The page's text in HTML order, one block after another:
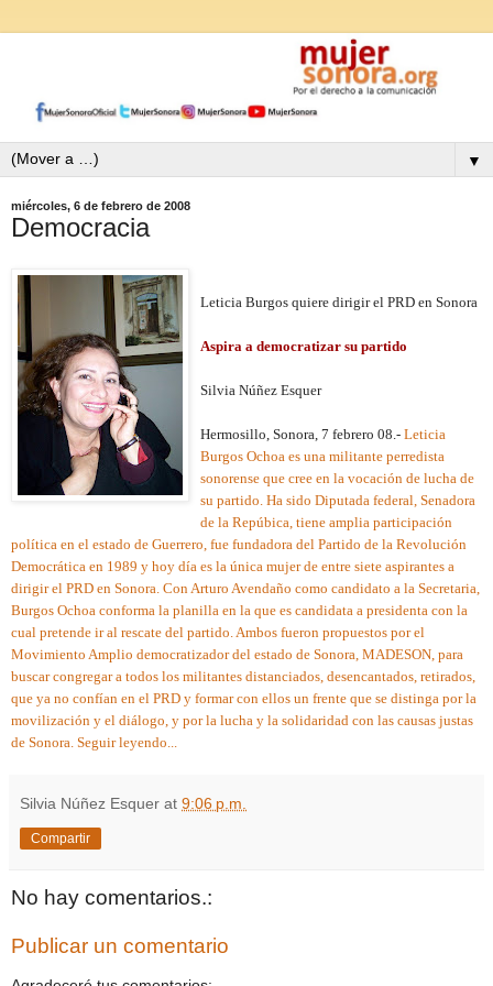
▼
miércoles, 6 de febrero de 2008
Democracia
Leticia Burgos quiere dirigir el PRD en Sonora
Aspira a democratizar su partido
Silvia Núñez Esquer
Hermosillo, Sonora, 7 febrero 08.- Leticia
Burgos Ochoa es una militante perredista
sonorense que cree en la vocación de lucha de
su partido. Ha sido Diputada federal, Senadora
de la Repúbica, tiene amplia participación
política en el estado de Guerrero, fue fundadora del Partido de la Revolución
Democrática en 1989 y hoy día es la única mujer de entre siete aspirantes a
dirigir el PRD en Sonora. Con Arturo Avendaño como candidato a la Secretaria,
Burgos Ochoa conforma la planilla en la que es candidata a presidenta con la
cual pretende ir al rescate del partido. Ambos fueron propuestos por el
Movimiento Amplio democratizador del estado de Sonora, MADESON, para
buscar congregar a todos los militantes distanciados, desencantados, retirados,
que ya no confían en el PRD y formar con ellos un frente que se distinga por la
movilización y el diálogo, y por la lucha y la solidaridad con las causas justas
de Sonora. Seguir leyendo...
Silvia Núñez Esquer at 9:06 p.m.
Compartir
No hay comentarios.:
Publicar un comentario